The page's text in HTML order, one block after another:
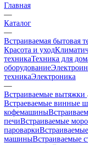
Главная
—
Каталог
—
Встраиваемая бытовая
Красота и уход
техникаТехника для
оборудование
техникаЭлектроника
—
Встраиваемые вытяжки
Встраеваемые винные
кофемашины
печиВстраиваемые
пароварки
машиныВстраиваемые